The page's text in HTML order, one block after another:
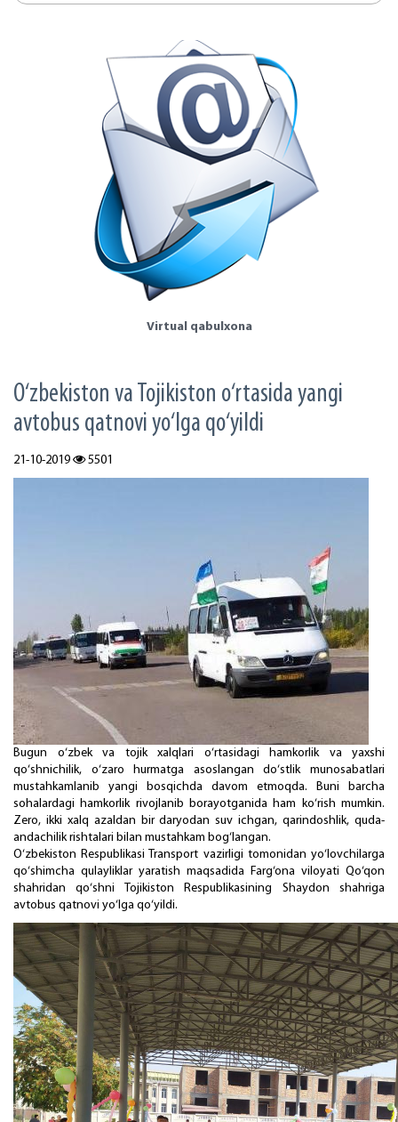
Virtual qabulxona
O‘zbekiston va Tojikiston o‘rtasida yangi
avtobus qatnovi yo‘lga qo‘yildi
21-10-2019 5501
Bugun o‘zbek va tojik xalqlari o‘rtasidagi hamkorlik va yaxshi
qo‘shnichilik, o‘zaro hurmatga asoslangan do‘stlik munosabatlari
mustahkamlanib yangi bosqichda davom etmoqda. Buni barcha
sohalardagi hamkorlik rivojlanib borayotganida ham ko‘rish mumkin.
Zero, ikki xalq azaldan bir daryodan suv ichgan, qarindoshlik, quda-
andachilik rishtalari bilan mustahkam bog‘langan.
O‘zbekiston Respublikasi Transport vazirligi tomonidan yo‘lovchilarga
qo‘shimcha qulayliklar yaratish maqsadida Farg‘ona viloyati Qo‘qon
shahridan qo‘shni Tojikiston Respublikasining Shaydon shahriga
avtobus qatnovi yo‘lga qo‘yildi.